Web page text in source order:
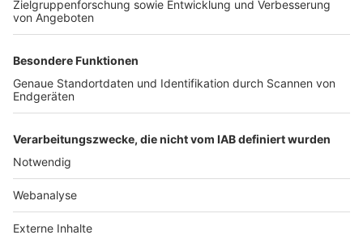
TOP-PARTNER
Nutzungsbedingungen Datenschutz Impressum